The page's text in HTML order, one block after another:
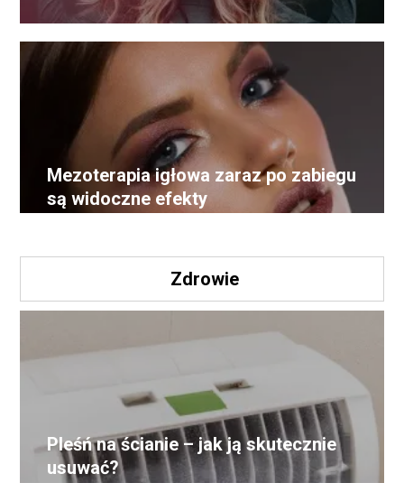
Mezoterapia igłowa zaraz po zabiegu
są widoczne efekty
Zdrowie
Pleśń na ścianie – jak ją skutecznie
usuwać?